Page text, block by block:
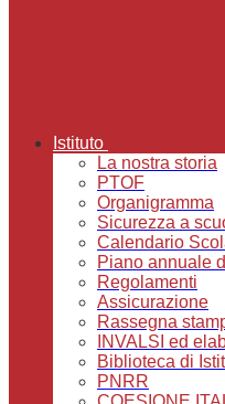
Istituto
La nostra storia
PTOF
Organigramma
Sicurezza a
Calendario
Piano annuale
Regolamenti
Assicurazione
Rassegna
INVALSI ed
Biblioteca di
PNRR